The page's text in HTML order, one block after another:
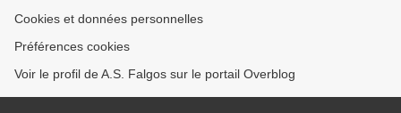
Cookies et données personnelles
Préférences cookies
Voir le profil de A.S. Falgos sur le portail Overblog